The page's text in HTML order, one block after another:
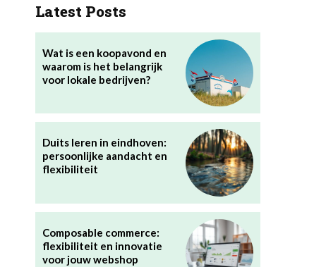
Latest Posts
Wat is een koopavond en
waarom is het belangrijk
voor lokale bedrijven?
Duits leren in eindhoven:
persoonlijke aandacht en
flexibiliteit
Composable commerce:
flexibiliteit en innovatie
voor jouw webshop